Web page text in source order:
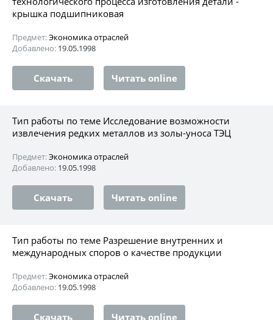
крышка подшипниковая
Предмет:Экономика отраслей
Добавлено: 19.05.1998
Скачать Читать online
Тип работы по теме Исследование возможности
извлечения редких металлов из золы-уноса ТЭЦ
Предмет:Экономика отраслей
Добавлено: 19.05.1998
Скачать Читать online
Тип работы по теме Разрешение внутренних и
международных споров о качестве продукции
Предмет:Экономика отраслей
Добавлено: 19.05.1998
Скачать Читать online